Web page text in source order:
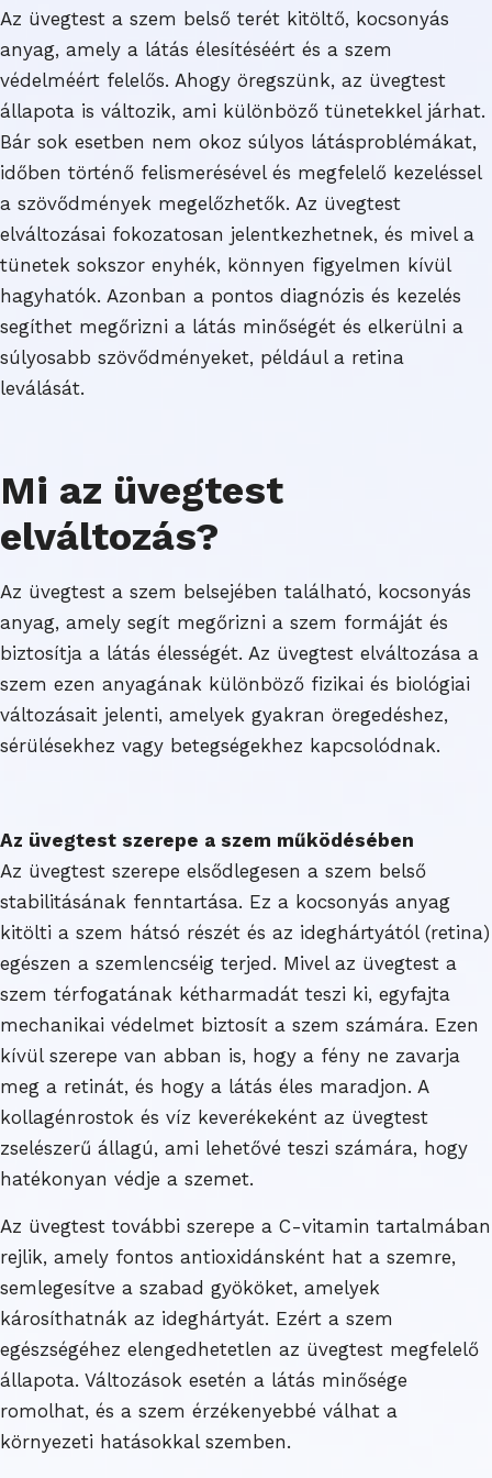
Az üvegtest a szem belső terét kitöltő, kocsonyás
anyag, amely a látás élesítéséért és a szem
védelméért felelős. Ahogy öregszünk, az üvegtest
állapota is változik, ami különböző tünetekkel járhat.
Bár sok esetben nem okoz súlyos látásproblémákat,
időben történő felismerésével és megfelelő kezeléssel
a szövődmények megelőzhetők. Az üvegtest
elváltozásai fokozatosan jelentkezhetnek, és mivel a
tünetek sokszor enyhék, könnyen figyelmen kívül
hagyhatók. Azonban a pontos diagnózis és kezelés
segíthet megőrizni a látás minőségét és elkerülni a
súlyosabb szövődményeket, például a retina
leválását.
Mi az üvegtest
elváltozás?
Az üvegtest a szem belsejében található, kocsonyás
anyag, amely segít megőrizni a szem formáját és
biztosítja a látás élességét. Az üvegtest elváltozása a
szem ezen anyagának különböző fizikai és biológiai
változásait jelenti, amelyek gyakran öregedéshez,
sérülésekhez vagy betegségekhez kapcsolódnak.
Az üvegtest szerepe a szem működésében
Az üvegtest szerepe elsődlegesen a szem belső
stabilitásának fenntartása. Ez a kocsonyás anyag
kitölti a szem hátsó részét és az ideghártyától (retina)
egészen a szemlencséig terjed. Mivel az üvegtest a
szem térfogatának kétharmadát teszi ki, egyfajta
mechanikai védelmet biztosít a szem számára. Ezen
kívül szerepe van abban is, hogy a fény ne zavarja
meg a retinát, és hogy a látás éles maradjon. A
kollagénrostok és víz keverékeként az üvegtest
zselészerű állagú, ami lehetővé teszi számára, hogy
hatékonyan védje a szemet.
Az üvegtest további szerepe a C-vitamin tartalmában
rejlik, amely fontos antioxidánsként hat a szemre,
semlegesítve a szabad gyököket, amelyek
károsíthatnák az ideghártyát. Ezért a szem
egészségéhez elengedhetetlen az üvegtest megfelelő
állapota. Változások esetén a látás minősége
romolhat, és a szem érzékenyebbé válhat a
környezeti hatásokkal szemben.